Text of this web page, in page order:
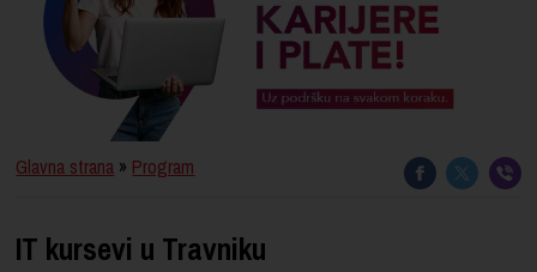
UČENJE NA DALJINU
DIPLOME I SERTIFIKATI
O IT AKADEMIJI
Glavna strana » Program
IT kursevi u Travniku